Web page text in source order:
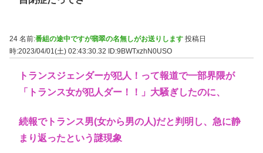
24 名前:番組の途中ですが翡翠の名無しがお送りします 投稿日
時:2023/04/01(土) 02:43:30.32 ID:9BWTxzhN0USO
トランスジェンダーが犯人！って報道で一部界隈が
「トランス女が犯人ダー！！」大騒ぎしたのに、
続報でトランス男(女から男の人)だと判明し、急に静
まり返ったという謎現象